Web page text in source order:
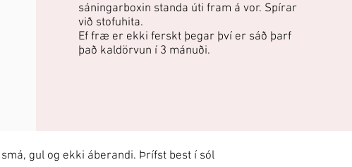
sáningarboxin standa úti fram á vor. Spírar
við stofuhita.
Ef fræ er ekki ferskt þegar því er sáð þarf
það kaldörvun í 3 mánuði.
gul og ekki áberandi. Þrífst best í sól